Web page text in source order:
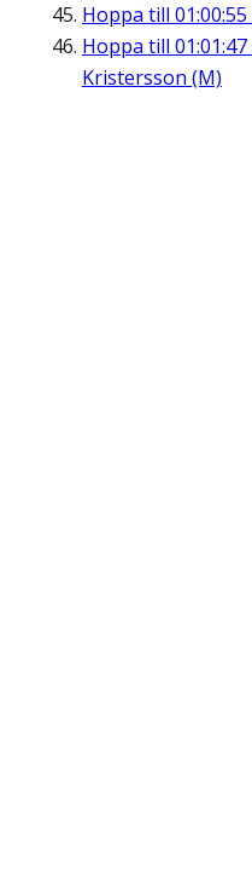
Hoppa till 01:00:55
Hoppa till 01:01:47
Kristersson (M)